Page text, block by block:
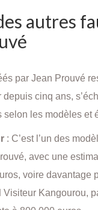
autres
par Jean Prouvé
depuis cinq ans,
selon les modèles et
: C’est l’un des
avec une
voire davantage
Visiteur Kangourou,